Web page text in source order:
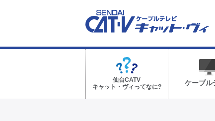
仙台CATV
キャット・ヴィってなに?
ケーブル